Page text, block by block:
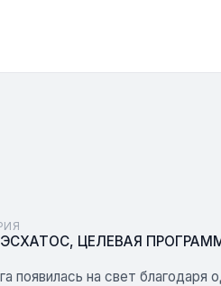
, ЦЕЛЕВАЯ
появилась на свет